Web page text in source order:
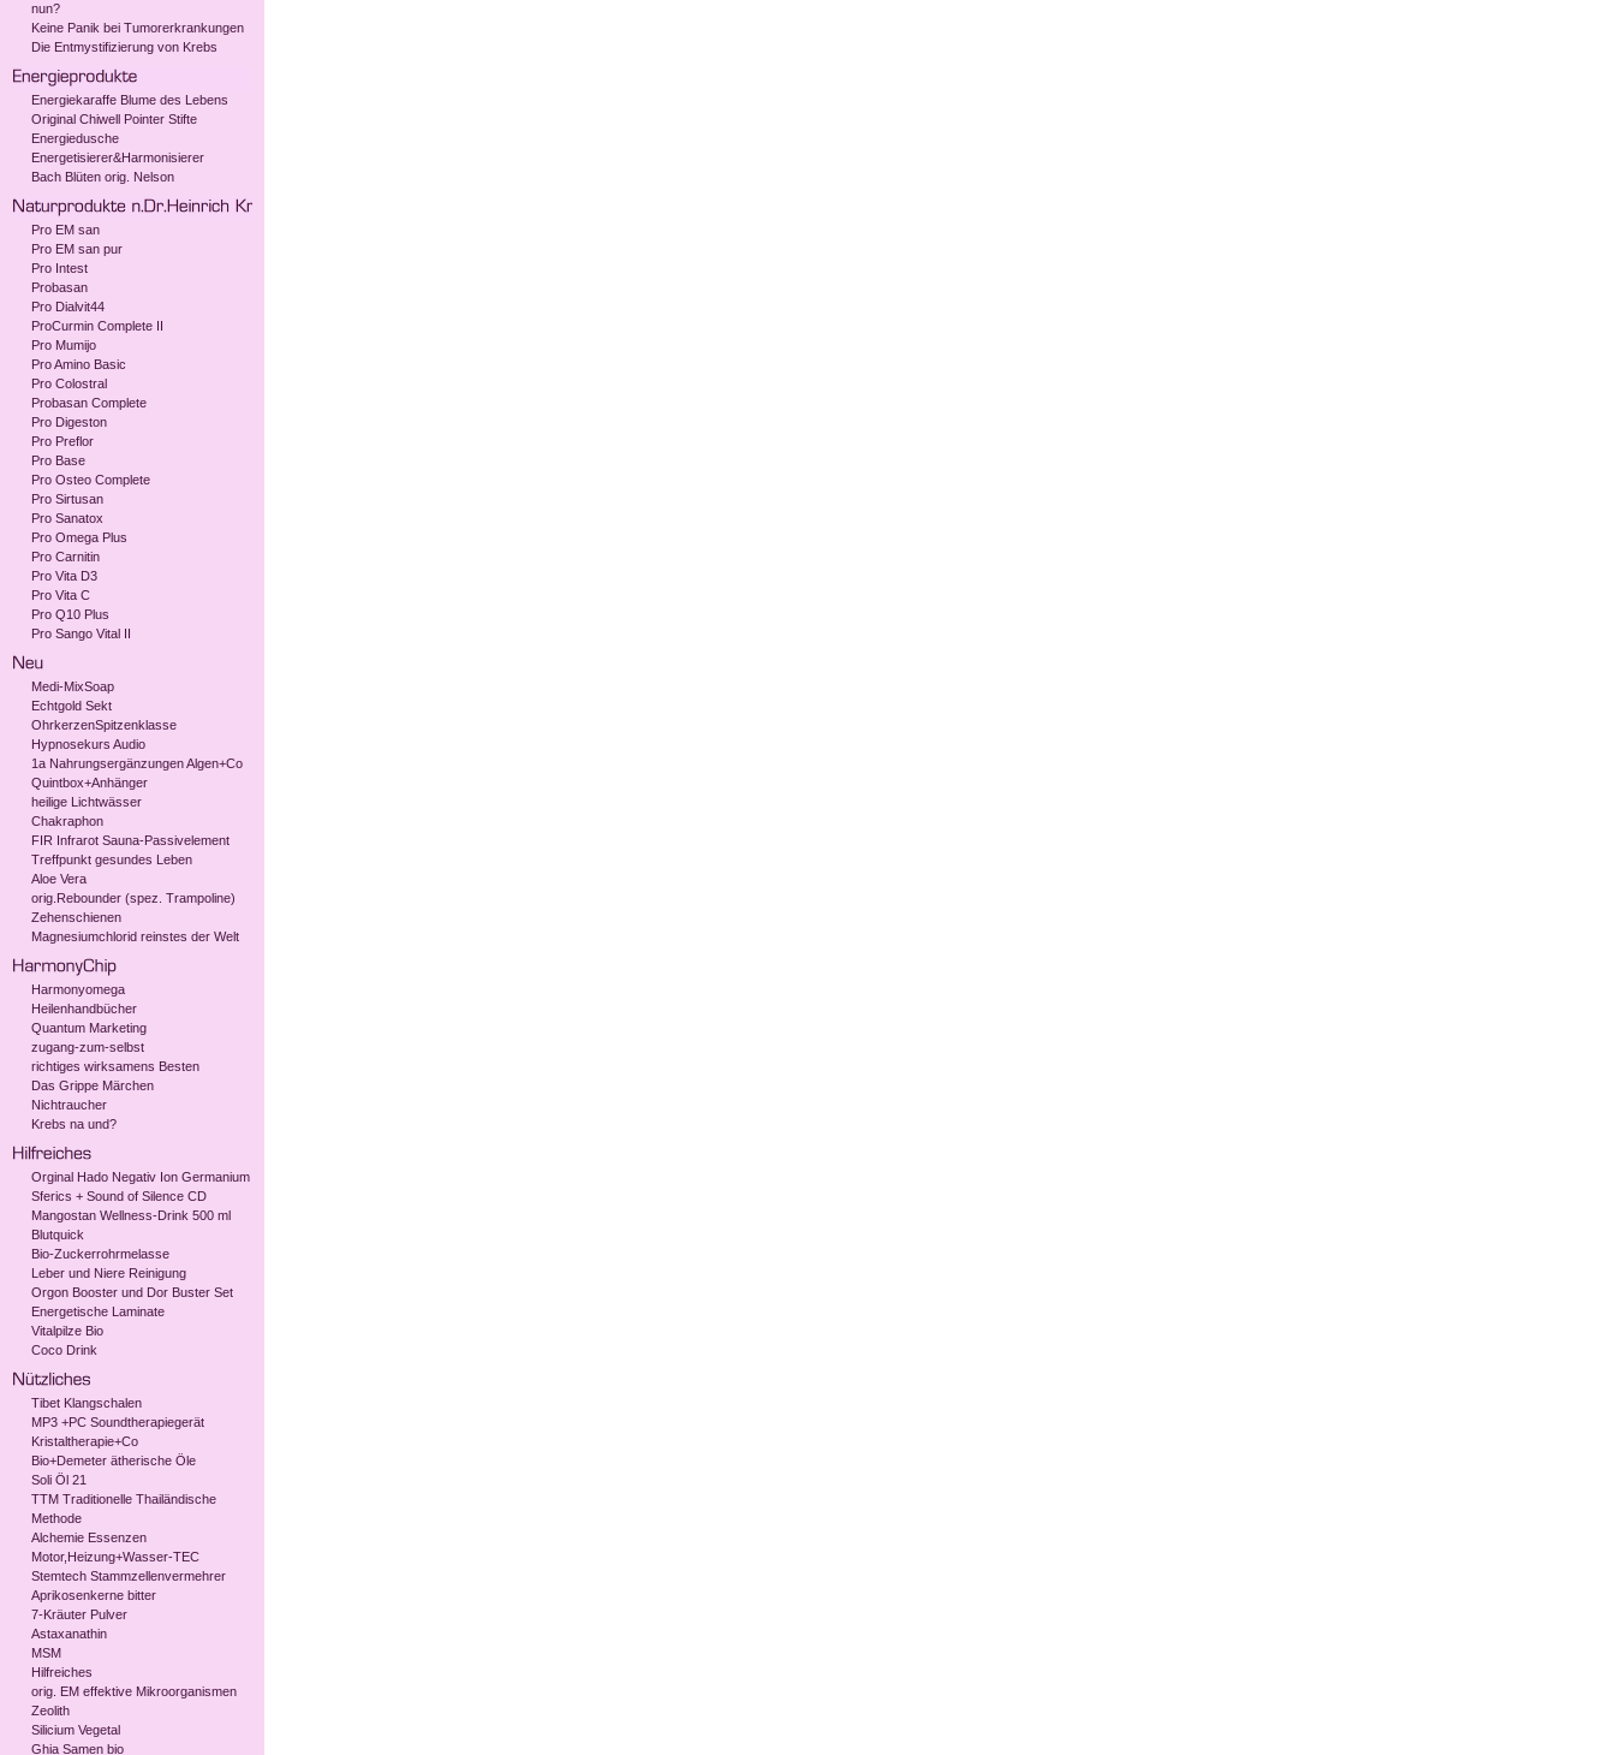
nun?
Keine Panik bei Tumorerkrankungen
Die Entmystifizierung von Krebs
Energiekaraffe Blume des Lebens
Original Chiwell Pointer Stifte
Energiedusche
Energetisierer&Harmonisierer
Bach Blüten orig. Nelson
Pro EM san
Pro EM san pur
Pro Intest
Probasan
Pro Dialvit44
ProCurmin Complete II
Pro Mumijo
Pro Amino Basic
Pro Colostral
Probasan Complete
Pro Digeston
Pro Preflor
Pro Base
Pro Osteo Complete
Pro Sirtusan
Pro Sanatox
Pro Omega Plus
Pro Carnitin
Pro Vita D3
Pro Vita C
Pro Q10 Plus
Pro Sango Vital II
Medi-MixSoap
Echtgold Sekt
OhrkerzenSpitzenklasse
Hypnosekurs Audio
1a Nahrungsergänzungen Algen+Co
Quintbox+Anhänger
heilige Lichtwässer
Chakraphon
FIR Infrarot Sauna-Passivelement
Treffpunkt gesundes Leben
Aloe Vera
orig.Rebounder (spez. Trampoline)
Zehenschienen
Magnesiumchlorid reinstes der Welt
Harmonyomega
Heilenhandbücher
Quantum Marketing
zugang-zum-selbst
richtiges wirksamens Besten
Das Grippe Märchen
Nichtraucher
Krebs na und?
Orginal Hado Negativ Ion Germanium
Sferics + Sound of Silence CD
Mangostan Wellness-Drink 500 ml
Blutquick
Bio-Zuckerrohrmelasse
Leber und Niere Reinigung
Orgon Booster und Dor Buster Set
Energetische Laminate
Vitalpilze Bio
Coco Drink
Tibet Klangschalen
MP3 +PC Soundtherapiegerät
Kristaltherapie+Co
Bio+Demeter ätherische Öle
Soli Öl 21
TTM Traditionelle Thailändische
Methode
Alchemie Essenzen
Motor,Heizung+Wasser-TEC
Stemtech Stammzellenvermehrer
Aprikosenkerne bitter
7-Kräuter Pulver
Astaxanathin
MSM
Hilfreiches
orig. EM effektive Mikroorganismen
Zeolith
Silicium Vegetal
Ghia Samen bio